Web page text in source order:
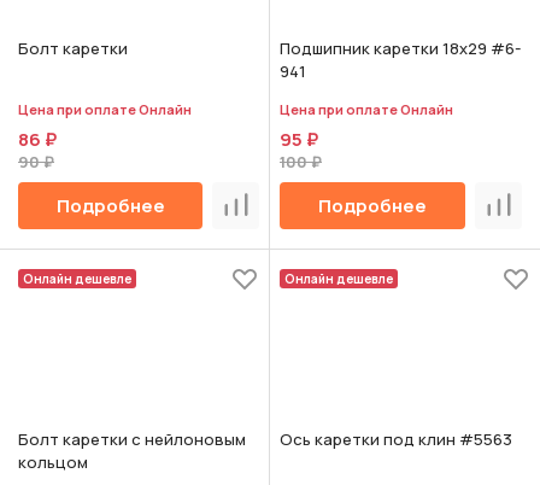
Болт каретки
Цена при оплате Онлайн
86 ₽
90 ₽
Подробнее Сравнить
Подшипник каретки 18х29 #6-
941
Цена при оплате Онлайн
95 ₽
100 ₽
Подробнее
Онлайн дешевле
Болт каретки с нейлоновым
кольцом
Онлайн дешевле
Ось каретки под клин #5563